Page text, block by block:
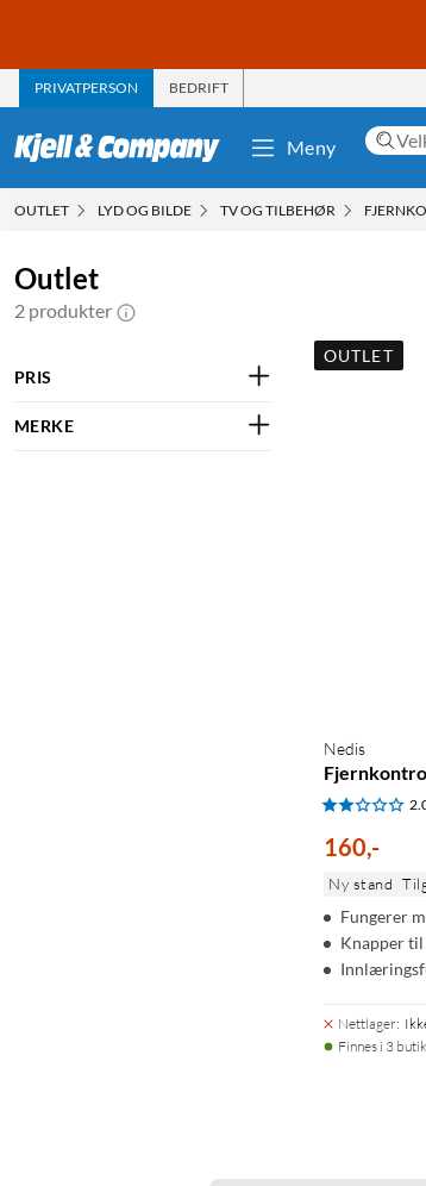
PRIVATPERSON BEDRIFT
Meny
OUTLET LYD OG BILDE TV OG TILBEHØR
Outlet
2 produkter
PRIS
MERKE
OUTLET
Nedis
160,-
Ny stand
Fungerer
Knapper til
Nettlager:
Finnes i 3